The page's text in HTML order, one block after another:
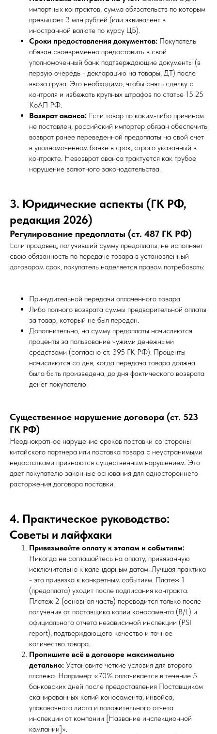
импортных контрактов, сумма обязательств по которым
превышает 3 млн рублей (или эквивалент в
иностранной валюте по курсу ЦБ).
Сроки предоставления документов: Покупатель
обязан своевременно предоставить в свой
уполномоченный банк подтверждающие документы (в
первую очередь - декларацию на товары, ДТ) после
ввоза груза. Это необходимо, чтобы снять сделку с
контроля и избежать крупных штрафов по статье 15.25
КоАП РФ.
Возврат аванса: Если товар по каким-либо причинам
не поставлен, российский импортер обязан обеспечить
возврат ранее переведенной предоплаты на свой счет
в уполномоченном банке в срок, строго указанный в
контракте. Невозврат аванса трактуется как грубое
нарушение валютного законодательства.
3. Юридические аспекты (ГК РФ,
редакция 2026)
Регулирование предоплаты (ст. 487 ГК РФ)
Если продавец, получивший сумму предоплаты, не исполняет
свою обязанность по передаче товара в установленный
договором срок, покупатель наделяется правом потребовать:
Принудительной передачи оплаченного товара.
Либо полного возврата суммы предварительной оплаты
за товар, который не был передан.
Дополнительно, на сумму предоплаты начисляются
проценты за пользование чужими денежными
средствами (согласно ст. 395 ГК РФ). Проценты
начисляются со дня, когда передача товара должна
была быть произведена, до дня фактического возврата
денег покупателю.
Существенное нарушение договора (ст. 523
ГК РФ)
Неоднократное нарушение сроков поставки со стороны
китайского партнера или поставка товара с неустранимыми
недостатками признаются существенным нарушением. Это
дает покупателю законные основания для одностороннего
расторжения договора поставки.
4. Практическое руководство:
Советы и лайфхаки
Привязывайте оплату к этапам и событиям:
Никогда не соглашайтесь на оплату, привязанную
исключительно к календарным датам. Лучшая практика
- это привязка к конкретным событиям. Платеж 1
(предоплата) уходит после подписания контракта.
Платеж 2 (основная часть) переводится только после
получения от поставщика копии коносамента (B/L) и
официального отчета независимой инспекции (PSI
report), подтверждающего качество и точное
количество товара.
Пропишите всё в договоре максимально
детально: Установите четкие условия для второго
платежа. Например: «70% оплачивается в течение 5
банковских дней после предоставления Поставщиком
сканированных копий коносамента, инвойса,
упаковочного листа и положительного отчета
инспекции от компании [Название инспекционной
компании]».